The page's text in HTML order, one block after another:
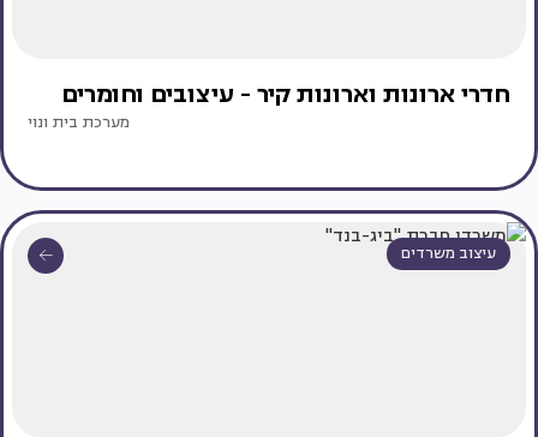
חדרי ארונות וארונות קיר - עיצובים וחומרים
מערכת בית ונוי
עיצוב משרדים